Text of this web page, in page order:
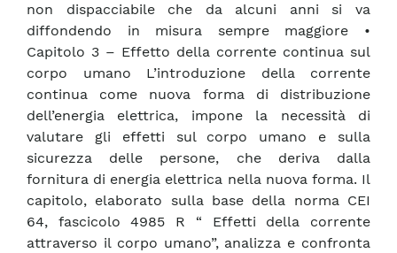
non dispacciabile che da alcuni anni si va
diffondendo in misura sempre maggiore •
Capitolo 3 – Effetto della corrente continua sul
corpo umano L’introduzione della corrente
continua come nuova forma di distribuzione
dell’energia elettrica, impone la necessità di
valutare gli effetti sul corpo umano e sulla
sicurezza delle persone, che deriva dalla
fornitura di energia elettrica nella nuova forma. Il
capitolo, elaborato sulla base della norma CEI
64, fascicolo 4985 R “ Effetti della corrente
attraverso il corpo umano”, analizza e confronta